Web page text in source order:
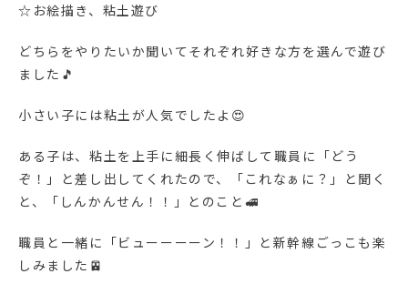
☆お絵描き、粘土遊び
どちらをやりたいか聞いてそれぞれ好きな方を選んで遊び
ました🎵
小さい子には粘土が人気でしたよ😍
ある子は、粘土を上手に細長く伸ばして職員に「どう
ぞ！」と差し出してくれたので、「これなぁに？」と聞く
と、「しんかんせん！！」とのこと🚅
職員と一緒に「ビューーーーン！！」と新幹線ごっこも楽
しみました🚈